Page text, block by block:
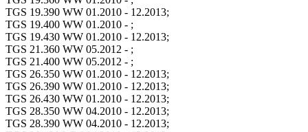
TGS 19.390 WW 01.2010 - 12.2013;
TGS 19.400 WW 01.2010 - ;
TGS 19.430 WW 01.2010 - 12.2013;
TGS 21.360 WW 05.2012 - ;
TGS 21.400 WW 05.2012 - ;
TGS 26.350 WW 01.2010 - 12.2013;
TGS 26.390 WW 01.2010 - 12.2013;
TGS 26.430 WW 01.2010 - 12.2013;
TGS 28.350 WW 04.2010 - 12.2013;
TGS 28.390 WW 04.2010 - 12.2013;